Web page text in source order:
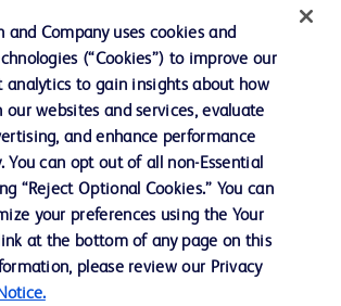
und Blogs
and Company uses cookies and
(“Cookies”) to improve our
analytics to gain insights about how
websites and services, evaluate
and enhance performance
can opt out of all non-Essential
“Reject Optional Cookies.” You can
your preferences using the Your
at the bottom of any page on this
please review our Privacy